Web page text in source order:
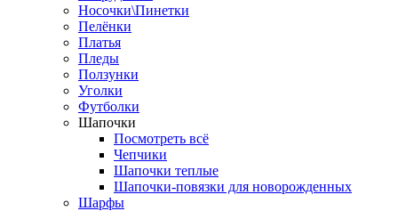
Носочки\Пинетки
Пелёнки
Платья
Пледы
Ползунки
Уголки
Футболки
Шапочки
Посмотреть всё
Чепчики
Шапочки теплые
Шапочки-повязки для новорожденных
Шарфы